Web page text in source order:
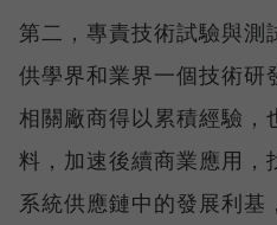
第二，專責技術試驗與測
供學界和業界一個技術研
相關廠商得以累積經驗，
料，加速後續商業應用，
系統供應鏈中的發展利基